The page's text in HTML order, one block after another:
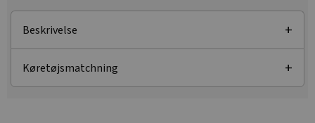
Beskrivelse
Køretøjsmatchning